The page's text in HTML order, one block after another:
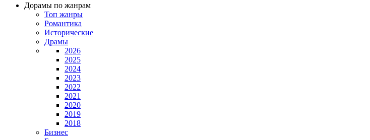
Дорамы по жанрам
Топ жанры
Романтика
Исторические
Драмы
2026
2025
2024
2023
2022
2021
2020
2019
2018
Бизнес